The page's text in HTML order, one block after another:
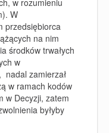
w rozumieniu
W
przedsiębiorca
na nim
środków trwałych
w
nadal zamierzał
w ramach kodów
w Decyzji, zatem
byłyby